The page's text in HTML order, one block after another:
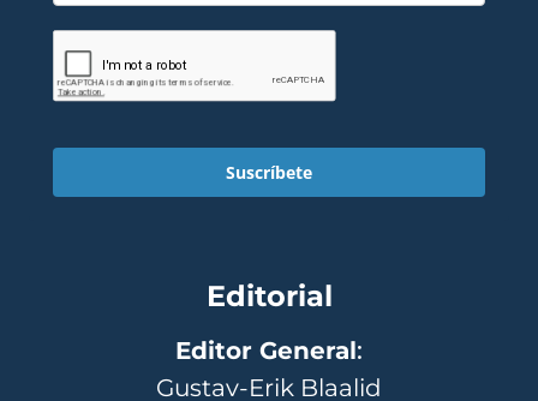
Suscríbete
Editorial
Editor General:
Gustav-Erik Blaalid